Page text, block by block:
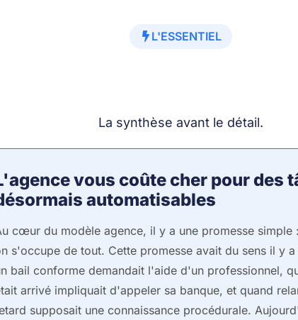
L'ESSENTIEL
La synthèse avant le détail.
vous coûte cher pour des
automatisables
cœur du modèle agence, il y a une promesse simple
s'occupe de tout. Cette promesse avait du sens il y
bail conforme demandait l'aide d'un professionnel,
arrivé impliquait d'appeler sa banque, et quand
supposait une connaissance procédurale.